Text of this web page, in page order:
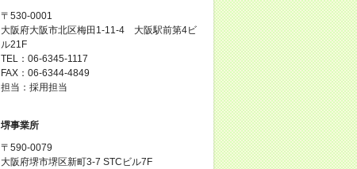
〒530-0001
大阪府大阪市北区梅田1-11-4 大阪駅前第4ビ
ル21F
TEL：06-6345-1117
FAX：06-6344-4849
担当：採用担当
堺事業所
〒590-0079
大阪府堺市堺区新町3-7 STCビル7F